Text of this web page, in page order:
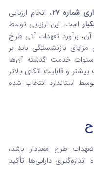
شماره 27
، انجام ارزیابی
است. این ارزیابی توسط
برآورد تعهدات آتی طرح
بازنشستگی باید بر
خدمت گذشته آن‌ها
و قابلیت اتکای بالاتر
استاندارد انتخاب شده
طرح معنادار باشد،
اندازه‌گیری دارایی‌ها تأکید